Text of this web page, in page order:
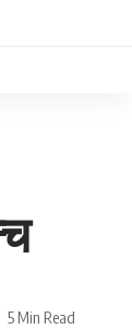
5 Min Read